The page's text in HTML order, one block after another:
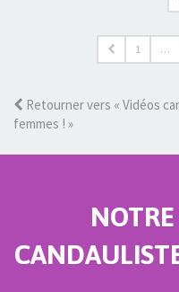
1 …
Retourner vers « Vidéos
femmes ! »